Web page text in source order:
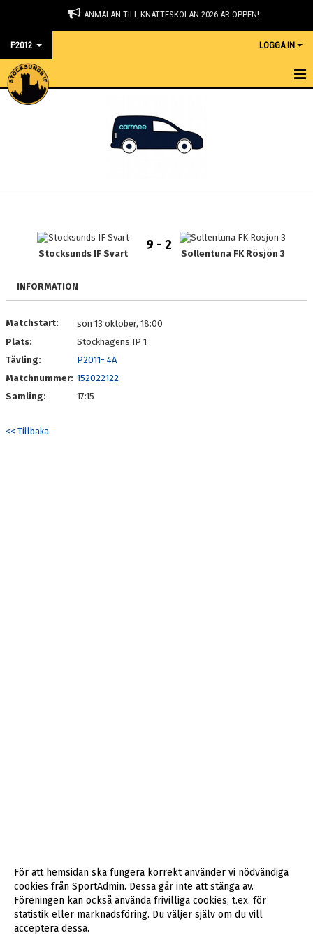
ANMÄLAN TILL KNATTESKOLAN 2026 ÄR ÖPPEN!
P2012 LOGGA IN
HEM
GÄSTBOK
BILDGALLERI
KONTAKT
Stocksunds IF Svart
9 - 2
Sollentuna FK Rösjön 3
INFORMATION
Matchstart:
sön 13 oktober, 18:00
Plats:
Stockhagens IP 1
Tävling:
P2011- 4A
Matchnummer: 152022122
Samling:
17:15
<< Tillbaka
För att hemsidan ska fungera korrekt använder vi nödvändiga
cookies från SportAdmin. Dessa går inte att stänga av.
Föreningen kan också använda frivilliga cookies, t.ex. för
statistik eller marknadsföring. Du väljer själv om du vill
acceptera dessa.